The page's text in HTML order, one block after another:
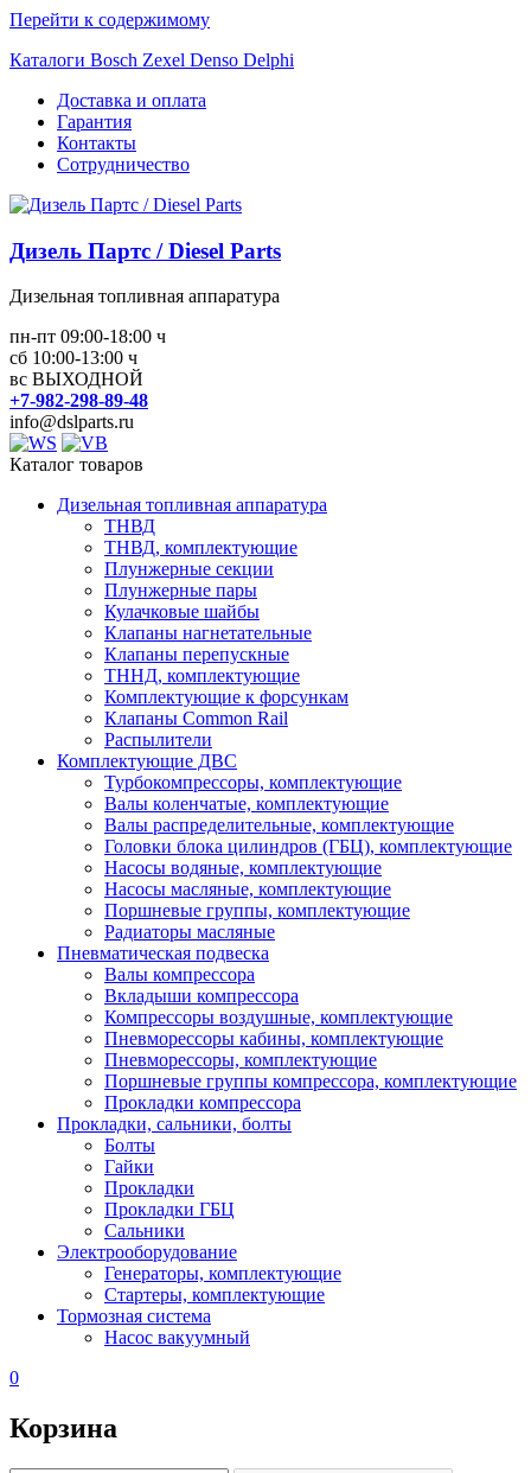
Перейти к содержимому
Каталоги Bosch Zexel Denso Delphi
Доставка и оплата
Гарантия
Контакты
Сотрудничество
Дизель Партс / Diesel Parts
Дизельная топливная аппаратура
пн-пт 09:00-18:00 ч
сб 10:00-13:00 ч
вс ВЫХОДНОЙ
+7-982-298-89-48
info@dslparts.ru
Каталог товаров
Дизельная топливная аппаратура
ТНВД
ТНВД, комплектующие
Плунжерные секции
Плунжерные пары
Кулачковые шайбы
Клапаны нагнетательные
Клапаны перепускные
ТННД, комплектующие
Комплектующие к форсункам
Клапаны Common Rail
Распылители
Комплектующие ДВС
Турбокомпрессоры, комплектующие
Валы коленчатые, комплектующие
Валы распределительные, комплектующие
Головки блока цилиндров (ГБЦ), комплектующие
Насосы водяные, комплектующие
Насосы масляные, комплектующие
Поршневые группы, комплектующие
Радиаторы масляные
Пневматическая подвеска
Валы компрессора
Вкладыши компрессора
Компрессоры воздушные, комплектующие
Пневморессоры кабины, комплектующие
Пневморессоры, комплектующие
Поршневые группы компрессора, комплектующие
Прокладки компрессора
Прокладки, сальники, болты
Болты
Гайки
Прокладки
Прокладки ГБЦ
Сальники
Электрооборудование
Генераторы, комплектующие
Стартеры, комплектующие
Тормозная система
Насос вакуумный
0
Корзина